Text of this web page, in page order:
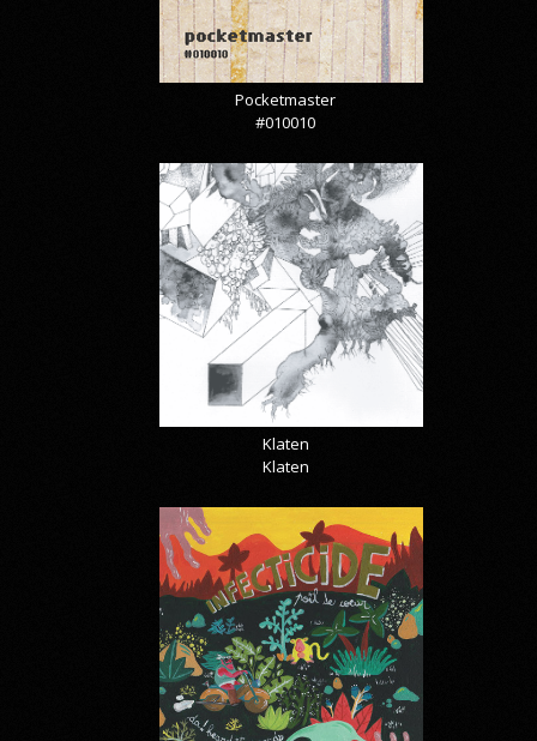
Pocketmaster
#010010
Klaten
Klaten